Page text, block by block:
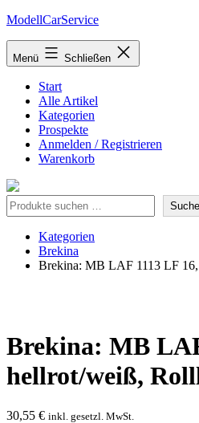
Zum
springen
ModellCarService
Menü Schließen
Start
Alle Artikel
Kategorien
Prospekte
Anmelden / Registrieren
Warenkorb
Suche Suche
Kategorien
Brekina
Brekina: MB LAF 1113 LF
Brekina: MB
hellrot/weiß,
30,55 € inkl. gesetzl. MwSt.